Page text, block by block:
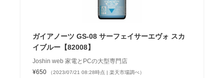
ガイアノーツ GS-08 サーフェイサーエヴォ スカ
イブルー【82008】
Joshin web 家電とPCの大型専門店
¥650
（2023/07/21 08:28時点 | 楽天市場調べ）